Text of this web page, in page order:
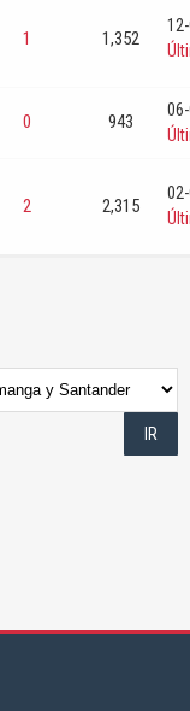
1 1,352
0 943
2 2,315